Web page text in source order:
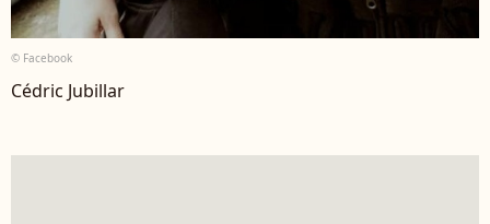
© Facebook
Cédric Jubillar